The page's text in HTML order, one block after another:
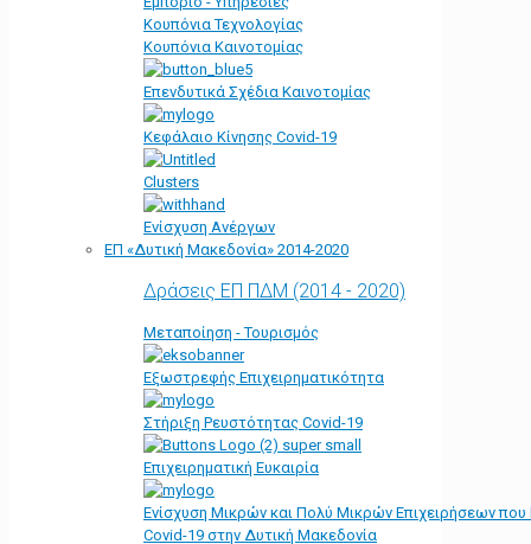
Κουπόνια Τεχνολογίας
Κουπόνια Καινοτομίας
Επενδυτικά Σχέδια Καινοτομίας
Κεφάλαιο Κίνησης Covid-19
Clusters
Ενίσχυση Ανέργων
ΕΠ «Δυτική Μακεδονία» 2014-2020
Δράσεις ΕΠ ΠΔΜ (2014 - 2020)
Μεταποίηση - Τουρισμός
Εξωστρεφής Επιχειρηματικότητα
Στήριξη Ρευστότητας Covid-19
Επιχειρηματική Ευκαιρία
Ενίσχυση Μικρών και Πολύ Μικρών Επιχειρήσεων
Covid-19 στην Δυτική Μακεδονία